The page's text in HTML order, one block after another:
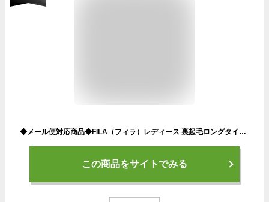
◆メール便対応商品◆FILA（フィラ）レディース 裏起毛ロングタイツ（446910） スパッツ タイツ 着圧 コンプレッション レディース
この商品をサイトでみる